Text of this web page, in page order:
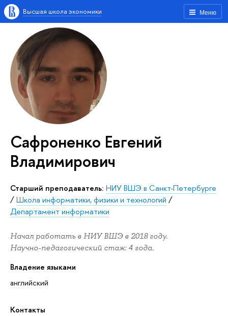
Меню
Высшая школа экономики
Сафроненко Евгений
Владимирович
Старший преподаватель: НИУ ВШЭ в Санкт-Петербурге
/Школа информатики, физики и технологий /
Департамент информатики
Начал работать в НИУ ВШЭ в 2018 году.
Научно-педагогический стаж: 4 года.
Владение языками
английский
Контакты